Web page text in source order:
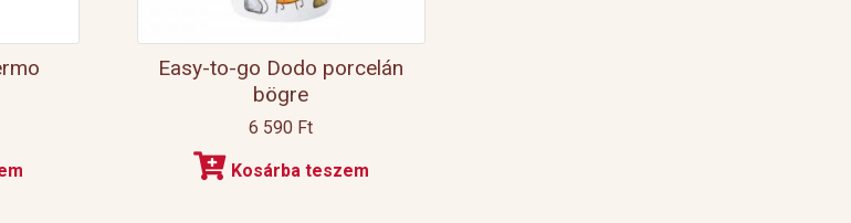
Easy-to-go Dodo porcelán
bögre
6 590 Ft
Kosárba teszem